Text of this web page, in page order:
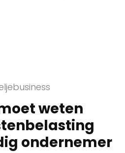
weten
ondernemer